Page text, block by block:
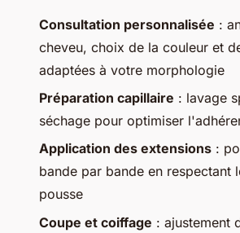
Consultation personnalisée :
cheveu, choix de la couleur et
adaptées à votre morphologie
Préparation capillaire : lavage
séchage pour optimiser
Application des extensions :
bande par bande en respectant
pousse
Coupe et coiffage : ajustement